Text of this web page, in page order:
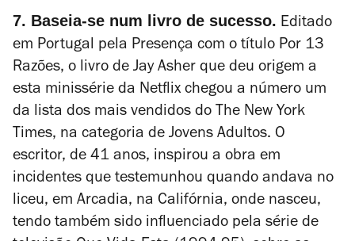
7. Baseia-se num livro de sucesso. Editado
em Portugal pela Presença com o título Por 13
Razões, o livro de Jay Asher que deu origem a
esta minissérie da Netflix chegou a número um
da lista dos mais vendidos do The New York
Times, na categoria de Jovens Adultos. O
escritor, de 41 anos, inspirou a obra em
incidentes que testemunhou quando andava no
liceu, em Arcadia, na Califórnia, onde nasceu,
tendo também sido influenciado pela série de